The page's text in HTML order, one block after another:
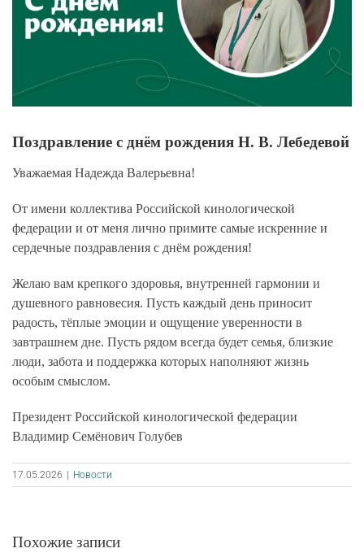
Поздравление с днём рождения Н. В. Лебедевой
Уважаемая Надежда Валерьевна!
От имени коллектива Российской кинологической
федерации и от меня лично примите самые искренние и
сердечные поздравления с днём рождения!
Желаю вам крепкого здоровья, внутренней гармонии и
душевного равновесия. Пусть каждый день приносит
радость, тёплые эмоции и ощущение уверенности в
завтрашнем дне. Пусть рядом всегда будет семья, близкие
люди, забота и поддержка которых наполняют жизнь
особым смыслом.
Президент Российской кинологической федерации
Владимир Семёнович Голубев
17.05.2026 | Новости
Похожие записи